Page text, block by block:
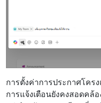
การตั้งค่าการประกาศโคร
การแจ้งเตือนยังคงสอดคล้